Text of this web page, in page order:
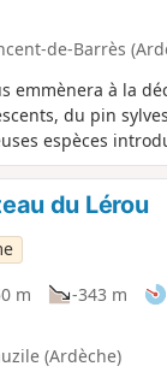
de-Barrès
emmènera à la
du pin
espèces
noir, le cèdre de
du Lérou
m -343 m
(Ardèche)